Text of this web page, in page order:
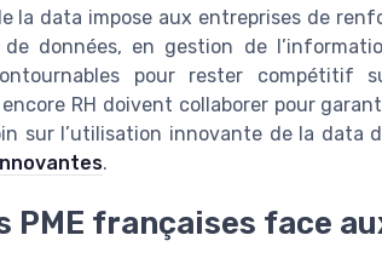
la data impose aux entreprises de
données, en gestion de
pour rester compétitif
RH doivent collaborer pour
sur l’utilisation innovante de la data
.
PME françaises face